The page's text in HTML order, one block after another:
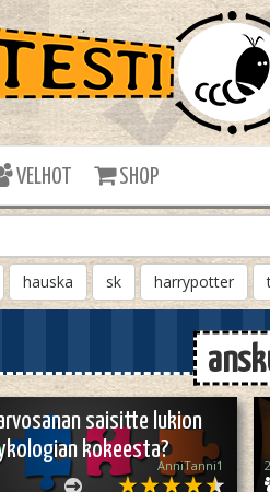
VELHOT SHOP
hauska sk harrypotter
saisitte lukion
kokeesta?
AnniTanni1